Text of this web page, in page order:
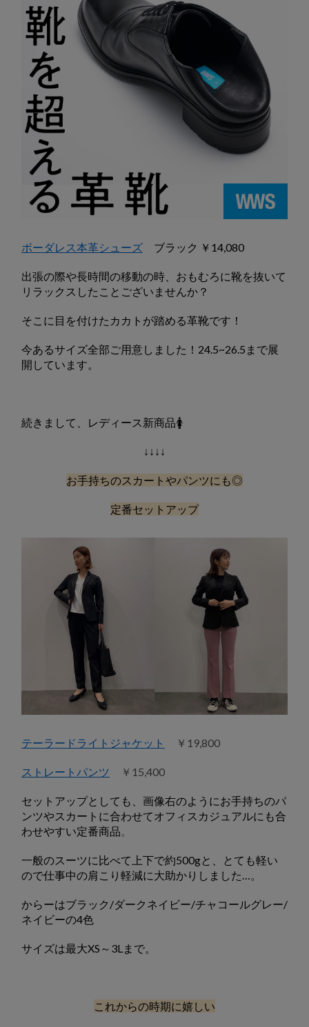
ボーダレス本革シューズ ブラック ￥14,080
出張の際や長時間の移動の時、おもむろに靴を抜いて
リラックスしたことございませんか？
そこに目を付けたカカトが踏める革靴です！
今あるサイズ全部ご用意しました！24.5~26.5まで展
開しています。
続きまして、レディース新商品🚺
↓↓↓↓
お手持ちのスカートやパンツにも◎
定番セットアップ
テーラードライトジャケット ￥19,800
ストレートパンツ ￥15,400
セットアップとしても、画像右のようにお手持ちのパ
ンツやスカートに合わせてオフィスカジュアルにも合
わせやすい定番商品
一般のスーツに比べて上下で約500gと、とても軽い
ので仕事中の肩こり軽減に大助かりしました…。
からーはブラック/ダークネイビー/チャコールグレー/
ネイビーの4色
サイズは最大XS～3Lまで。
これからの時期に嬉しい